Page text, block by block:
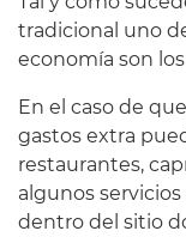
tradicional uno
economía son
En el caso de
gastos extra
restaurantes,
algunos
dentro del sitio